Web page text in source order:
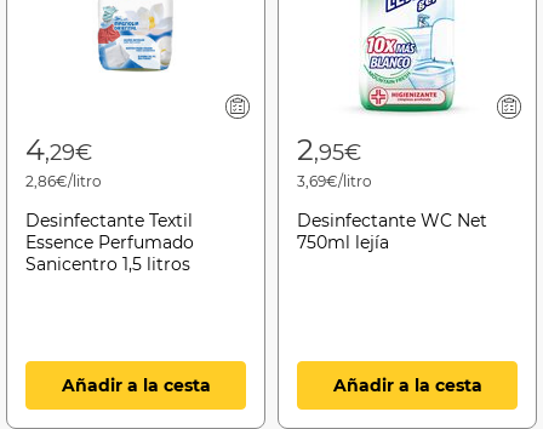
4,29€
2,86€/litro
Desinfectante Textil
Essence Perfumado
Sanicentro 1,5 litros
Añadir a la cesta
2,95€
3,69€/litro
Desinfectante WC Net
750ml lejía
Añadir a la cesta